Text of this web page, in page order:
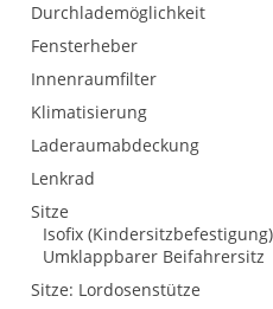
Durchlademöglichkeit
Fensterheber
Innenraumfilter
Klimatisierung
Laderaumabdeckung
Lenkrad
Sitze
Isofix
Umklappbarer Beifahrersitz
Sitze: Lordosenstütze